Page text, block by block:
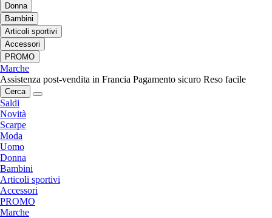
Donna
Bambini
Articoli sportivi
Accessori
PROMO
Marche
Assistenza post-vendita in Francia Pagamento sicuro Reso facile
Cerca
Saldi
Novità
Scarpe
Moda
Uomo
Donna
Bambini
Articoli sportivi
Accessori
PROMO
Marche